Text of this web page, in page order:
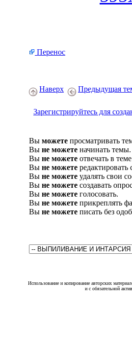
Перенос
Наверх Предыдущая
Зарегистрируйтесь для
Вы можете просматривать
Вы не можете начинать темы.
Вы не можете отвечать в
Вы не можете
Вы не можете удалять свои
Вы не можете создавать
Вы не можете голосовать.
Вы не можете прикреплять
Вы не можете писать без
Использование и копирование авторских
и с обязательной